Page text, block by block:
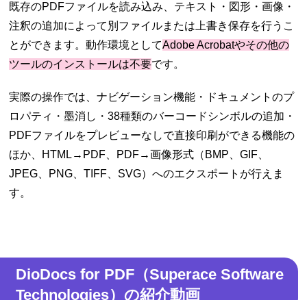
既存のPDFファイルを読み込み、テキスト・図形・画像・
注釈の追加によって別ファイルまたは上書き保存を行うこ
とができます。動作環境としてAdobe Acrobatやその他の
ツールのインストールは不要です。
実際の操作では、ナビゲーション機能・ドキュメントのプ
ロパティ・墨消し・38種類のバーコードシンボルの追加・
PDFファイルをプレビューなしで直接印刷ができる機能の
ほか、HTML→PDF、PDF→画像形式（BMP、GIF、
JPEG、PNG、TIFF、SVG）へのエクスポートが行えま
す。
DioDocs for PDF（Superace Software
Technologies）の紹介動画